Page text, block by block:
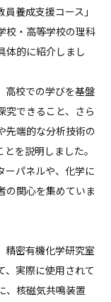
養成支援コース」
校・高等学校の理科
体的に紹介しまし
高校での学びを基盤
究できること、さら
先端的な分析技術の
を説明しました。
ーパネルや、化学に
の関心を集めていま
精密有機化学研究室
、実際に使用されて
、核磁気共鳴装置